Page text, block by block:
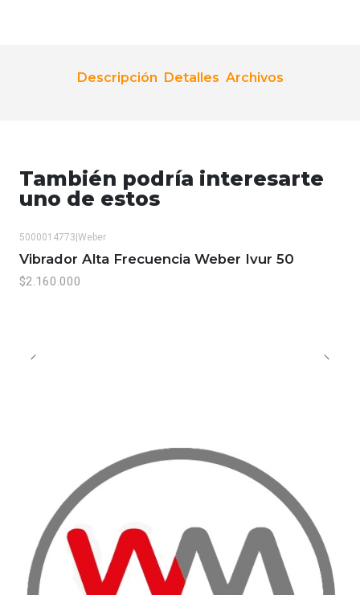
Descripción Detalles Archivos
También podría interesarte
uno de estos
5000014773|Weber
Vibrador Alta Frecuencia Weber Ivur 50
$2.160.000